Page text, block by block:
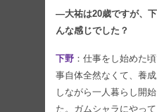
—大祐は20歳ですが、
んな感じでした？
下野 ：仕事をし始めた
事自体全然なくて、養
しながら一人暮らし開
た。ガムシャラにやっ